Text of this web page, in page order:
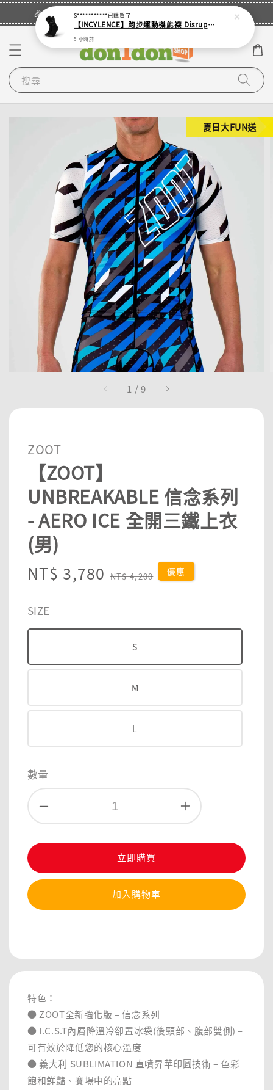
🎉登入會員・領取您的專屬折扣券！
搜尋
1 /9
夏日大FUN送
ZOOT
【ZOOT】
UNBREAKABLE 信念系列
- AERO ICE 全開三鐵上衣
(男)
Sale
NT$ 3,780 Regular
NT$ 4,200 優惠
SIZE
S
M
L
數量
立即購買
加入購物車
特色：
● ZOOT全新強化版 – 信念系列
● I.C.S.T內層降溫冷卻置冰袋(後頸部、腹部雙側) –
可有效於降低您的核心溫度
● 義大利 SUBLIMATION 直噴昇華印圖技術 – 色彩
飽和鮮豔、賽場中的亮點
S***********已購買了
【INCYLENCE】跑步運動機能襪 Disrupts Black
5 小時前